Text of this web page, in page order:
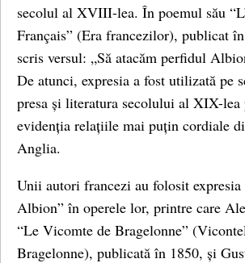
secolul al XVIII-lea. În poemul său
Français” (Era francezilor), publicat
scris versul: „Să atacăm perfidul
De atunci, expresia a fost utilizată pe
presa și literatura secolului al XIX-lea
evidenția relațiile mai puțin cordiale
Anglia.
Unii autori francezi au folosit
Albion” în operele lor, printre care
“Le Vicomte de Bragelonne”
Bragelonne), publicată în 1850, și